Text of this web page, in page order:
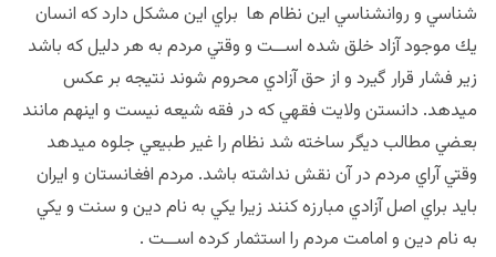
شناسي و روانشناسي اين نظام ها براي اين مشكل دارد كه انسان
يك موجود آزاد خلق شده اســت و وقتي مردم به هر دليل كه باشد
زير فشار قرار گيرد و از حق آزادي محروم شوند نتيجه بر عكس
ميدهد. دانستن ولايت فقهي كه در فقه شيعه نيست و اينهم مانند
بعضي مطالب ديگر ساخته شد نظام را غير طبيعي جلوه ميدهد
وقتي آراي مردم در آن نقش نداشته باشد. مردم افغانستان و ايران
بايد براي اصل آزادي مبارزه كنند زيرا يكي به نام دين و سنت و يكي
به نام دين و امامت مردم را استثمار كرده اســت .